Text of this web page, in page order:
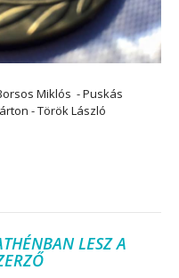
Miklós - Puskás
- Török László
LESZ A